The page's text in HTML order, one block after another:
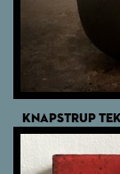
KNAPSTRUP